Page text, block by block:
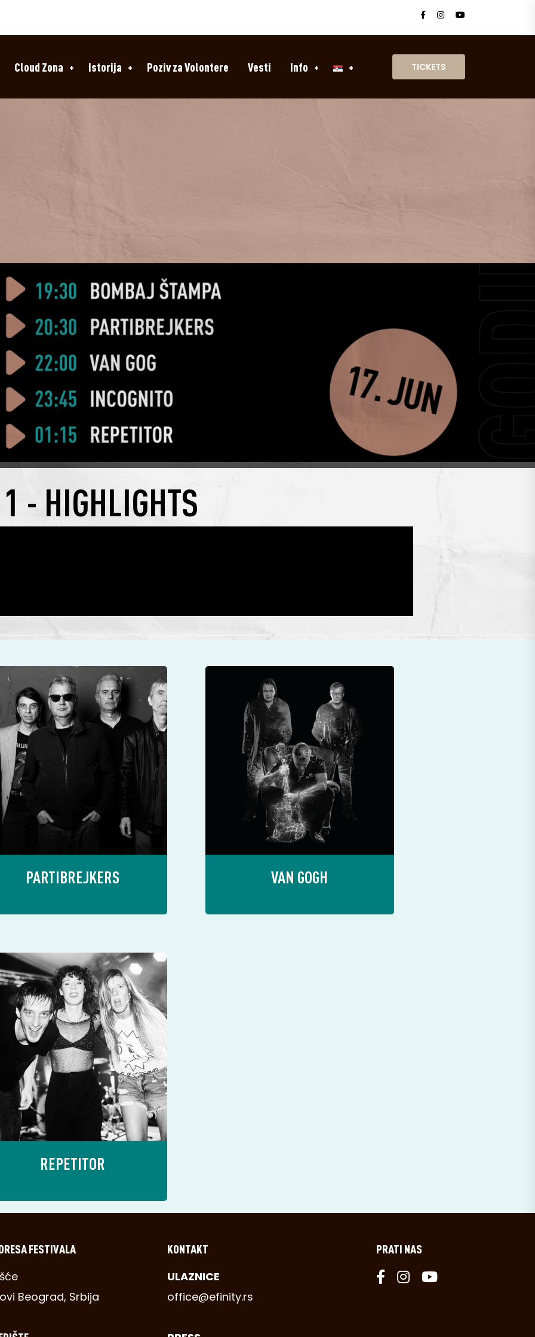
Cloud Zona Istorija Poziv za Volontere Vesti Info TICKETS
- HIGHLIGHTS
PARTIBREJKERS VAN GOGH
REPETITOR
FESTIVALA
Beograd, Srbija
KONTAKT
ULAZNICE
office@efinity.rs
PRATI NAS